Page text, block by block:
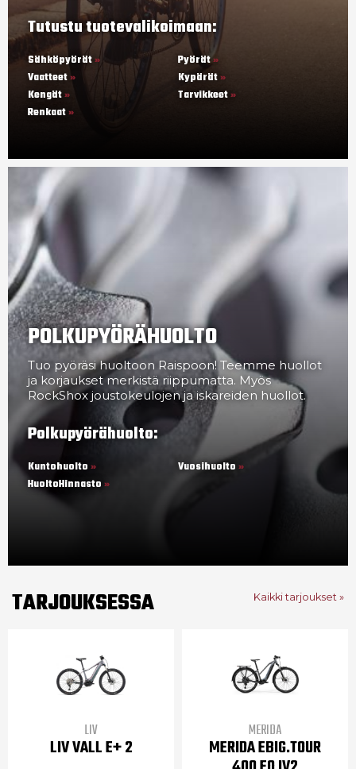
Tutustu tuotevalikoimaan:
Sähköpyörät
Pyörät
Vaatteet
Kypärät
Kengät
Tarvikkeet
Renkaat
POLKUPYÖRÄHUOLTO
Tuo pyöräsi huoltoon Raispoon! Teemme huollot
ja korjaukset merkistä riippumatta. Myös
RockShox joustokeulojen ja iskareiden huollot.
Polkupyörähuolto:
Kuntohuolto
Vuosihuolto
HuoltoHinnasto
TARJOUKSESSA Kaikki tarjoukset »
LIV
LIV VALL E+ 2
MERIDA
MERIDA EBIG.TOUR